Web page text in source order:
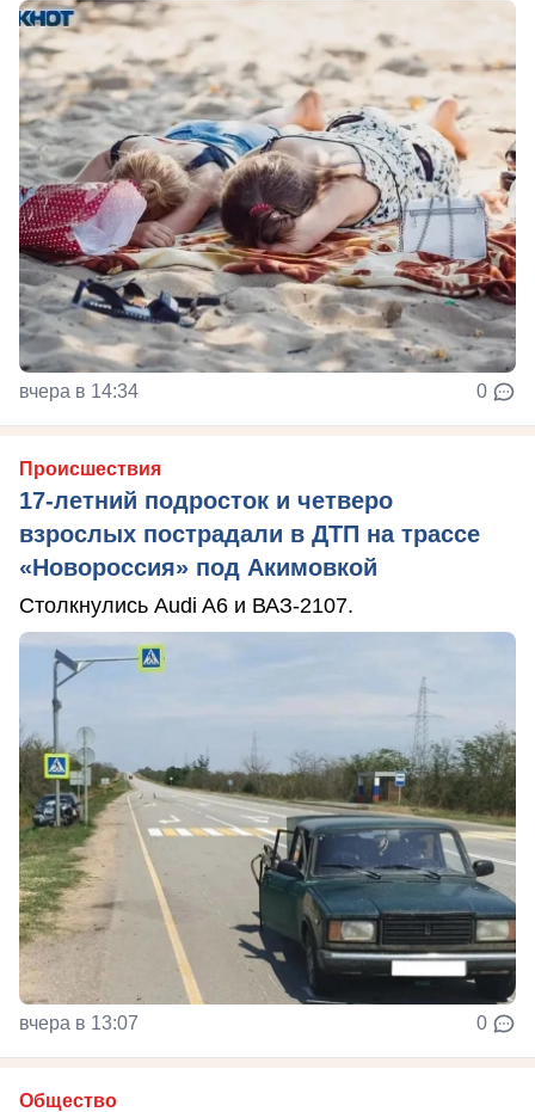
вчера в 14:34 0
Происшествия
17-летний подросток и четверо
взрослых пострадали в ДТП на трассе
«Новороссия» под Акимовкой
Столкнулись Audi A6 и ВАЗ-2107.
вчера в 13:07 0
Общество